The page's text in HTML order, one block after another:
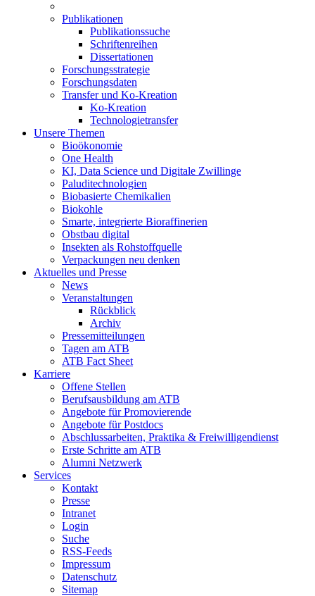
Publikationen
Publikationssuche
Schriftenreihen
Dissertationen
Forschungsstrategie
Forschungsdaten
Transfer und Ko-Kreation
Ko-Kreation
Technologietransfer
Unsere Themen
Bioökonomie
One Health
KI, Data Science und Digitale Zwillinge
Paluditechnologien
Biobasierte Chemikalien
Biokohle
Smarte, integrierte Bioraffinerien
Obstbau digital
Insekten als Rohstoffquelle
Verpackungen neu denken
Aktuelles und Presse
News
Veranstaltungen
Rückblick
Archiv
Pressemitteilungen
Tagen am ATB
ATB Fact Sheet
Karriere
Offene Stellen
Berufsausbildung am ATB
Angebote für Promovierende
Angebote für Postdocs
Abschlussarbeiten, Praktika & Freiwilligendienst
Erste Schritte am ATB
Alumni Netzwerk
Services
Kontakt
Presse
Intranet
Login
Suche
RSS-Feeds
Impressum
Datenschutz
Sitemap